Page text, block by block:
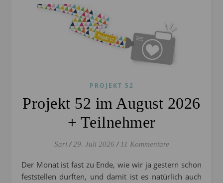
PROJEKT 52
Projekt 52 im August 2026
+ Teilnehmer
Sari / 29. Juli 2026 / 11 Kommentare
Der Monat ist fast zu Ende, wie wir ja gestern schon
feststellen durften, und damit ist es natürlich auch